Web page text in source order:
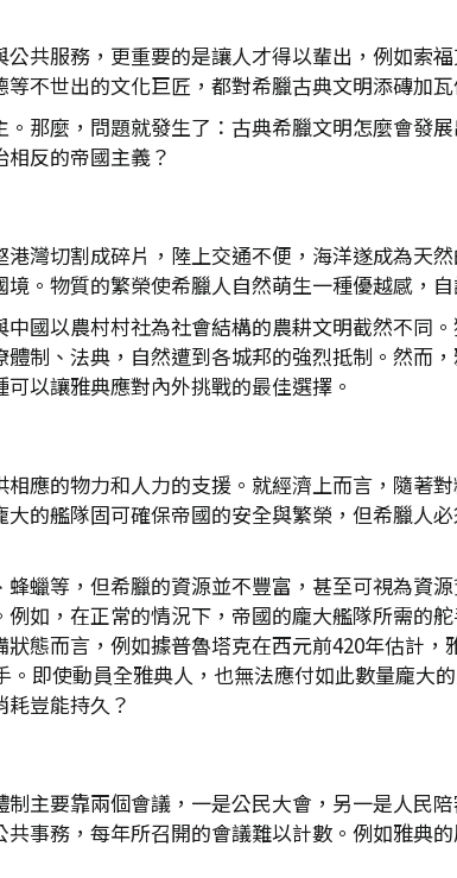
共服務，更重要的是讓人才得以輩出，例如索
不世出的文化巨匠，都對希臘古典文明添磚加瓦
那麼，問題就發生了：古典希臘文明怎麼會發
反的帝國主義？
灣切割成碎片，陸上交通不便，海洋遂成為天
。物質的繁榮使希臘人自然萌生一種優越感，
國以農村村社為社會結構的農耕文明截然不同
制、法典，自然遭到各城邦的強烈抵制。然而
以讓雅典應對內外挑戰的最佳選擇。
應的物力和人力的支援。就經濟上而言，隨著
的艦隊固可確保帝國的安全與繁榮，但希臘人
蠟等，但希臘的資源並不豐富，甚至可視為資
如，在正常的情況下，帝國的龐大艦隊所需的
態而言，例如據普魯塔克在西元前420年估計
即使動員全雅典人，也無法應付如此數量龐大
豈能持久？
主要靠兩個會議，一是公民大會，另一是人民
事務，每年所召開的會議難以計數。例如雅典